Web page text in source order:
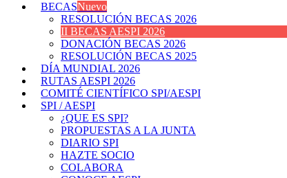
BECASNuevo
RESOLUCIÓN BECAS 2026
II BECAS AESPI 2026
DONACIÓN BECAS 2026
RESOLUCIÓN BECAS 2025
DÍA MUNDIAL 2026
RUTAS AESPI 2026
COMITÉ CIENTÍFICO SPI/AESPI
SPI / AESPI
¿QUE ES SPI?
PROPUESTAS A LA JUNTA
DIARIO SPI
HAZTE SOCIO
COLABORA